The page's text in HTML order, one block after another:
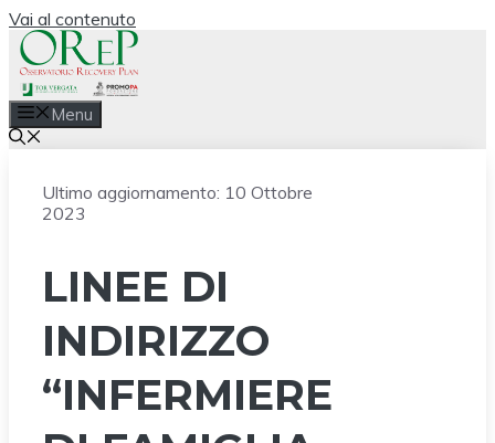
Vai al contenuto
Menu
Ultimo aggiornamento: 10 Ottobre
2023
LINEE DI
INDIRIZZO
“INFERMIERE